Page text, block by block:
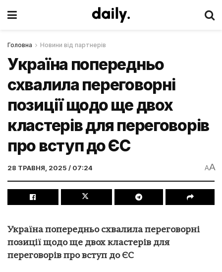
Головна Новини від партнерів
Україна попередньо
схвалила переговорні
позиції щодо ще двох
кластерів для переговорів
про вступ до ЄС
28 ТРАВНЯ, 2025 / 07:24 AA
Україна попередньо схвалила переговорні
позиції щодо ще двох кластерів для
переговорів про вступ до ЄС